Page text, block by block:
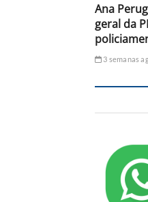
Ana
geral da
3 semanas